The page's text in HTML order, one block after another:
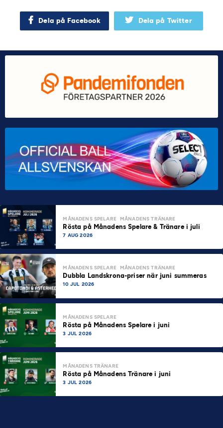
Dela på Facebook Dela på Twitter
MÅNADENS SPELARE MÅNADENS TRÄNARE
Rösta på Månadens Spelare & Tränare i juli
7 AUG 2026
MÅNADENS SPELARE MÅNADENS TRÄNARE
Dubbla Landskrona-priser när juni summeras
10 JUL 2026
MÅNADENS SPELARE
Rösta på Månadens Spelare i juni
3 JUL 2026
MÅNADENS TRÄNARE
Rösta på Månadens Tränare i juni
3 JUL 2026